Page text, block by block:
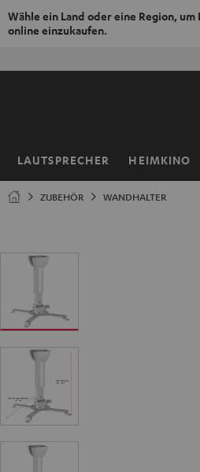
Wähle ein Land oder eine Region,
online einzukaufen.
LAUTSPRECHER HEIMKINO
Startseite
ZUBEHÖR WANDHALTER